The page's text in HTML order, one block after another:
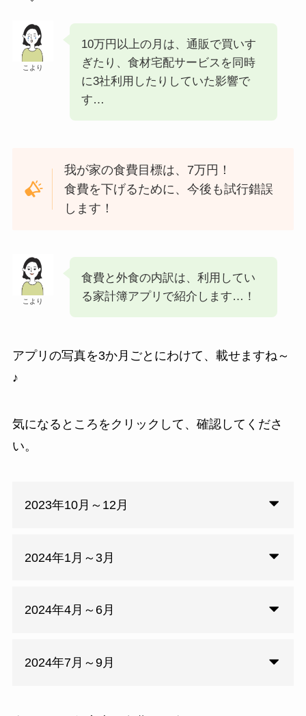
こより
10万円以上の月は、通販で買いす
ぎたり、食材宅配サービスを同時
に3社利用したりしていた影響で
す…
我が家の食費目標は、7万円！
食費を下げるために、今後も試行錯誤
します！
こより
食費と外食の内訳は、利用してい
る家計簿アプリで紹介します…！
アプリの写真を3か月ごとにわけて、載せますね～
♪
気になるところをクリックして、確認してくださ
い。
2023年10月～12月
2024年1月～3月
2024年4月～6月
2024年7月～9月